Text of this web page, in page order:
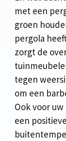
met een
groen
pergola
zorgt de
tegen
om een
Ook voor
een